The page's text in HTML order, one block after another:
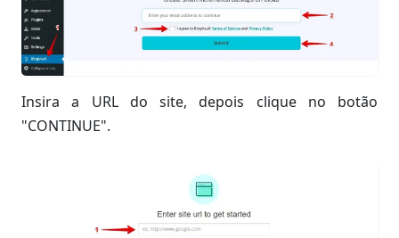
Insira a URL do site, depois clique no botão
"CONTINUE".